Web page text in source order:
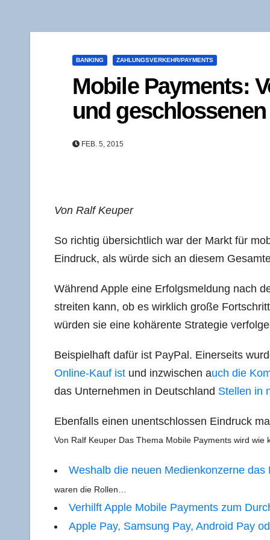
BANKING ZAHLUNGSVERKEHR/PAYMENTS
Mobi­le Pay­ments:
und
FEB. 5, 2015
Von Ralf Keuper
So rich­tig über­sicht­lich war der Markt für
Ein­druck, als wür­de sich an die­sem
Wäh­rend Apple eine Erfolgs­mel­dung nach
strei­ten kann, ob es wirk­lich gro­ße
wür­den sie eine kohä­ren­te Stra­te­gie
Bei­spiel­haft dafür ist Pay­Pal. Einer­seits
Online-Kauf ist und inzwi­schen auch die
das Unter­neh­men in Deutsch­land Stel­len in
Eben­falls einen unent­schlos­sen Ein­druck
Von Ralf Keu­per Das The­ma Mobi­le Pay­ments wird wie
Wes­halb die neu­en Medi­en­kon­zer­ne
waren die Rollen…
Ver­hilft Apple Mobi­le Pay­ments zum
Apple Pay, Sam­sung Pay, Android Pay